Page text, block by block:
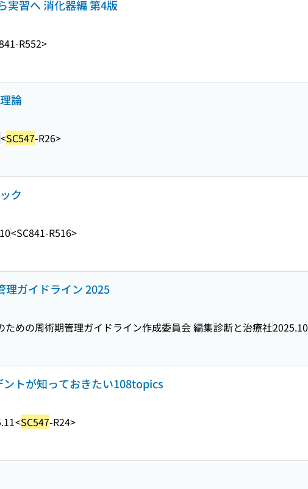
実習へ 消化器編 第4版
R552>
論
<SC547-R26>
ク
<SC841-R516>
理ガイドライン 2025
めの周術期管理ガイドライン作成委員会 編集診断と治療社2025.10
トが知っておきたい108topics
<SC547-R24>